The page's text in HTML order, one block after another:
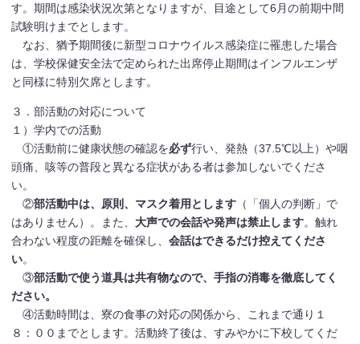
す。期間は感染状況次第となりますが、目途として6月の前期中間
試験明けまでとします。
なお、猶予期間後に新型コロナウイルス感染症に罹患した場合
は、学校保健安全法で定められた出席停止期間はインフルエンザ
と同様に特別欠席とします。
３．部活動の対応について
１）学内での活動
①活動前に健康状態の確認を必ず行い、発熱（37.5℃以上）や咽
頭痛、咳等の普段と異なる症状がある者は参加しないでくださ
い。
②部活動中は、原則、マスク着用とします （「個人の判断」で
はありません）。また、 大声での会話や発声は禁止します。触れ
合わない程度の距離を確保し、会話はできるだけ控えてくださ
い。
③部活動で使う道具は共有物なので、手指の消毒を徹底してく
ださい。
④活動時間は、寮の食事の対応の関係から、これまで通り１
８：００までとします。活動終了後は、すみやかに下校してくだ